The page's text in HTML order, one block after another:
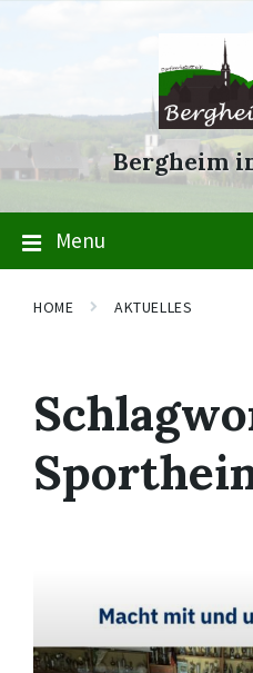
Skip
Skip
Skip
Bergheim
Menu
HOME AKTUELLES